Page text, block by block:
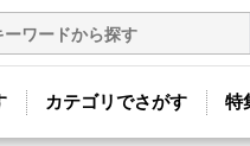
カテゴリでさがす 特